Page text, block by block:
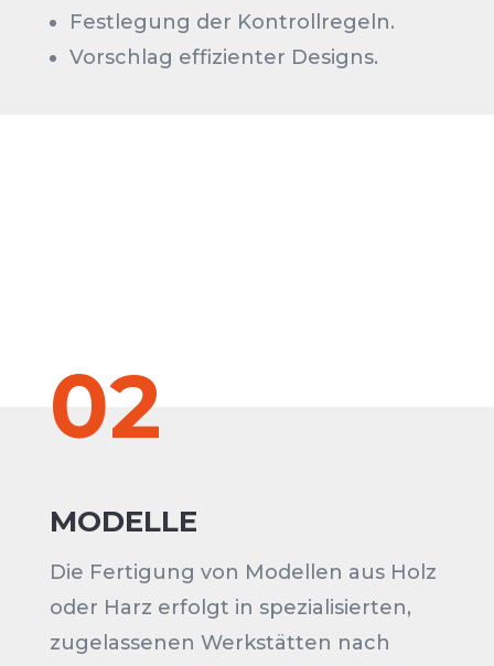
Festlegung der Kontrollregeln.
Vorschlag effizienter Designs.
02
MODELLE
Die Fertigung von Modellen aus Holz
oder Harz erfolgt in spezialisierten,
zugelassenen Werkstätten nach